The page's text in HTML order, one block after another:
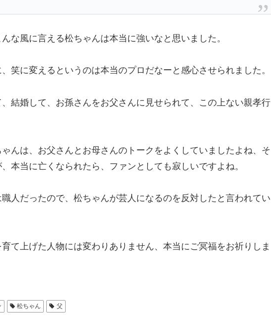
な風に言える松ちゃんは本当に強いなと思いました。
笑に変えるというのは本当のプロだなーと感心させられました。
結婚して、お孫さんをお父さんに見せられて、この上ない親孝行
んは、お父さんとお母さんのトークをよくしていましたよね、そ
本当に亡くなられたら、ファンとしても寂しいですよね。
人だったので、松ちゃんが芸人になるのを反対したと言われてい
て上げた人物には変わりありません、本当にご冥福をお祈りしま
松ちゃん 父